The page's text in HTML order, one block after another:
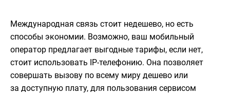
Международная связь стоит недешево, но есть
способы экономии. Возможно, ваш мобильный
оператор предлагает выгодные тарифы, если нет,
стоит использовать IP-телефонию. Она позволяет
совершать вызову по всему миру дешево или
за доступную плату, для пользования сервисом